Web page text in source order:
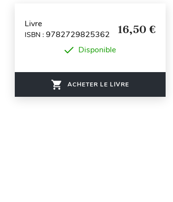
Livre
ISBN : 9782729825362 16,50 €
Disponible
ACHETER LE LIVRE